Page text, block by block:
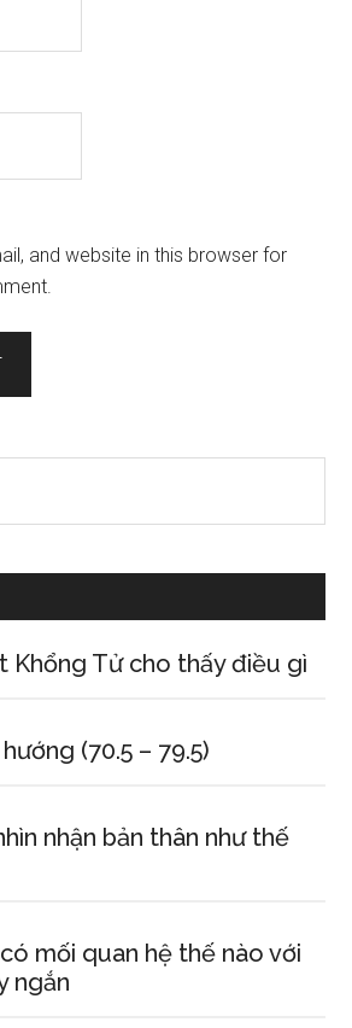
and website in this browser for
Khổng Tử cho thấy điều gì
(70.5 – 79.5)
nhận bản thân như thế
mối quan hệ thế nào với
ngắn